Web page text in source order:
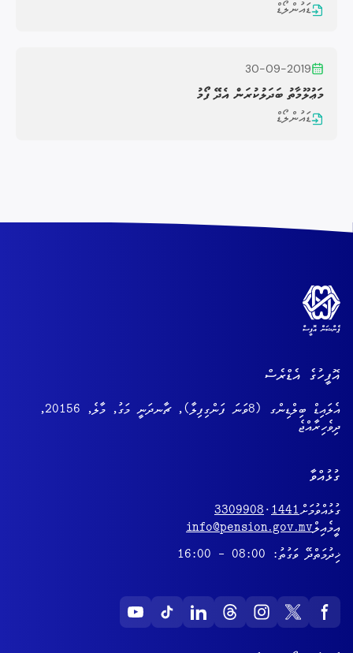
ޑައުންލޯޑް
30-09-2019
މަޢުލޫމާތު ބަދަލުކުރަން އެދޭ ފޯމު
ޑައުންލޯޑް
އޮފީހުގެ އެޑްރެސް
އެލައިޑް ބިލްޑިންގ (8ވަނަ ފަންގިފިލާ), ޗާނދަނީ މަގު, މާލެ, 20156,
ދިވެހިރާއްޖެ
ގުޅުއްވާ
ގުޅުއްވުމަށް1441
·
3309908
އީމެއިލްinfo@pension.gov.mv
ޚިދުމަތްދޭ ވަގުތު: 08:00 - 16:00